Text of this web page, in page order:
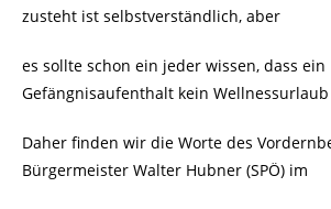
zusteht ist selbstverständlich, aber
es sollte schon ein jeder wissen, dass ein
Gefängnisaufenthalt kein
Daher finden wir die Worte des
Bürgermeister Walter Hubner (SPÖ) im